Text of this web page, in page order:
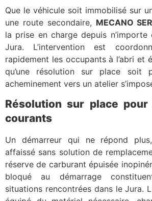
Que le véhicule soit immobilisé sur
une route secondaire, MECANO
la prise en charge depuis
Jura. L’intervention est
rapidement les occupants à l’abri et
qu’une résolution sur place soit
acheminement vers un atelier
Résolution sur place
courants
Un démarreur qui ne répond
affaissé sans solution de
réserve de carburant épuisée
bloqué au démarrage
situations rencontrées dans le Jura.